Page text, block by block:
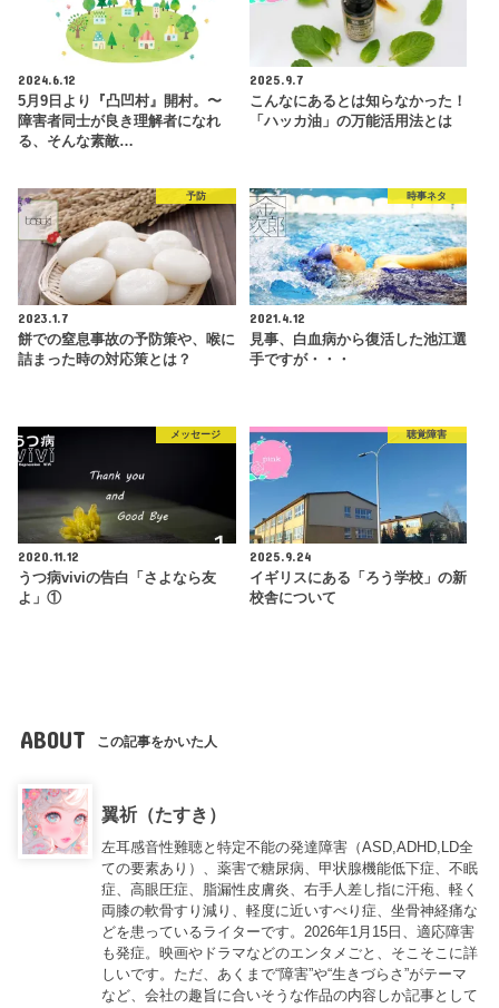
2024.6.12
5月9日より『凸凹村』開村。〜
障害者同士が良き理解者になれ
る、そんな素敵…
2025.9.7
こんなにあるとは知らなかった！
「ハッカ油」の万能活用法とは
予防
2023.1.7
餅での窒息事故の予防策や、喉に
詰まった時の対応策とは？
時事ネタ
2021.4.12
見事、白血病から復活した池江選
手ですが・・・
メッセージ
2020.11.12
うつ病viviの告白「さよなら友
よ」①
聴覚障害
2025.9.24
イギリスにある「ろう学校」の新
校舎について
ABOUT この記事をかいた人
翼祈（たすき）
左耳感音性難聴と特定不能の発達障害（ASD,ADHD,LD全
ての要素あり）、薬害で糖尿病、甲状腺機能低下症、不眠
症、高眼圧症、脂漏性皮膚炎、右手人差し指に汗疱、軽く
両膝の軟骨すり減り、軽度に近いすべり症、坐骨神経痛な
どを患っているライターです。2026年1月15日、適応障害
も発症。映画やドラマなどのエンタメごと、そこそこに詳
しいです。ただ、あくまで“障害”や“生きづらさ”がテーマ
など、会社の趣旨に合いそうな作品の内容しか記事として